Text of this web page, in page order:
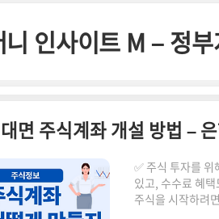
니 인사이트 M – 정
면 주식계좌 개설 방법 –
✅ 주식 투자를
있고, 수수료 혜
주식을 시작하려